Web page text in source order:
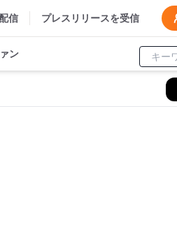
信 プレスリリースを受信
ン